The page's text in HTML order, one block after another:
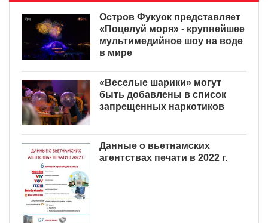
Остров Фукуок представляет
«Поцелуй моря» - крупнейшее
мультимедийное шоу на воде
в мире
«Веселые шарики» могут
быть добавлены в список
запрещенных наркотиков
Данные о вьетнамских
агентствах печати в 2022 г.